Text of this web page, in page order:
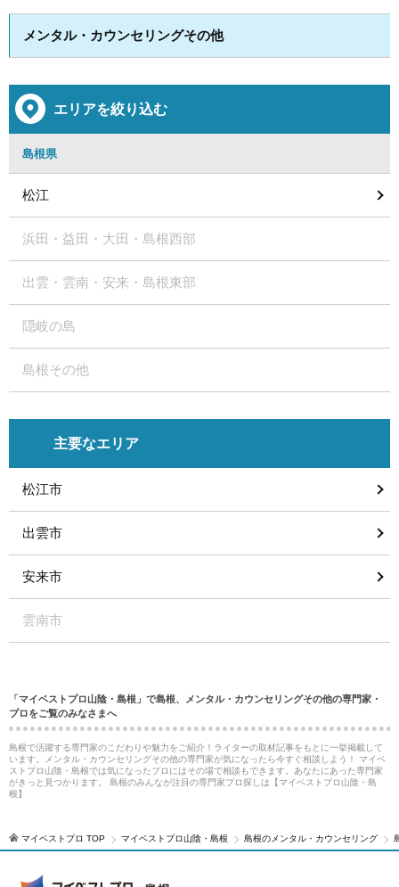
メンタル・カウンセリングその他
エリアを絞り込む
島根県
松江
浜田・益田・大田・島根西部
出雲・雲南・安来・島根東部
隠岐の島
島根その他
主要なエリア
松江市
出雲市
安来市
雲南市
「マイベストプロ山陰・島根」で島根、メンタル・カウンセリングその他の専門家・
プロをご覧のみなさまへ
島根で活躍する専門家のこだわりや魅力をご紹介！ライターの取材記事をもとに一挙掲載して
います。メンタル・カウンセリングその他の専門家が気になったら今すぐ相談しよう！ マイベ
ストプロ山陰・島根では気になったプロにはその場で相談もできます。あなたにあった専門家
がきっと見つかります。 島根のみんなが注目の専門家プロ探しは【マイベストプロ山陰・島
根】
マイベストプロ TOP マイベストプロ山陰・島根 島根のメンタル・カウンセリング